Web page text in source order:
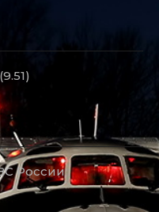
России